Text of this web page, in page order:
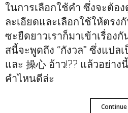
ในการเลือกใช้คำ ซึ่งจะต้อ
ละเอียดและเลือกใช้ให้ตร
ซะยืดยาวเราก็มาเข้าเรื่อง
สนี้จะพูดถึง “กังวล” ซึ่งแปล
และ 操心 อ้าว!?? แล้วอย่า
คำไหนดีล่ะ
Continue